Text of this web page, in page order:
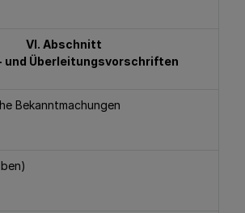
VI. Abschnitt
und Überleitungsvorschriften
Bekanntmachungen